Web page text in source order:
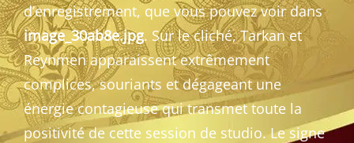
d’enregistrement, que vous pouvez voir dans
image_30ab8e.jpg. Sur le cliché, Tarkan et
Reynmen apparaissent extrêmement
complices, souriants et dégageant une
énergie contagieuse qui transmet toute la
positivité de cette session de studio. Le signe